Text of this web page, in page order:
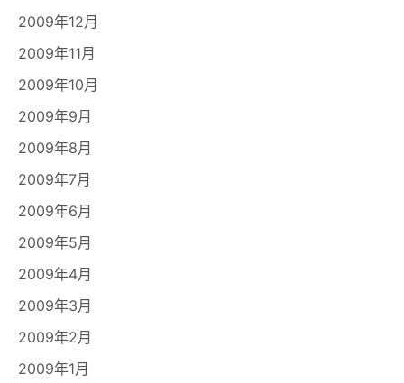
2009年12月
2009年11月
2009年10月
2009年9月
2009年8月
2009年7月
2009年6月
2009年5月
2009年4月
2009年3月
2009年2月
2009年1月